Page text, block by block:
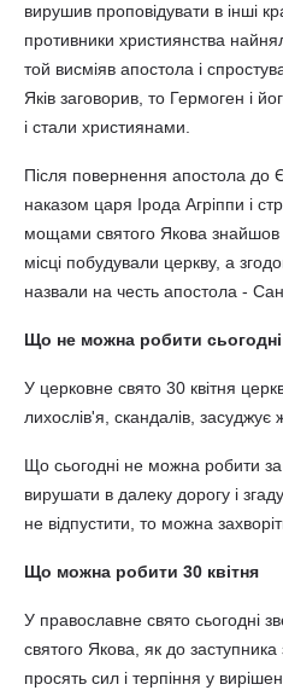
вирушив проповідувати в інші
противники християнства
той висміяв апостола і
Яків заговорив, то Гермоген і
і стали християнами.
Після повернення апостола до
наказом царя Ірода Агріппи і
мощами святого Якова
місці побудували церкву, а
назвали на честь апостола -
Що не можна робити сьогодні
У церковне свято 30 квітня
лихослів'я, скандалів, засуджує
Що сьогодні не можна робити
вирушати в далеку дорогу і
не відпустити, то можна
Що можна робити 30 квітня
У православне свято сьогодні
святого Якова, як до
просять сил і терпіння у